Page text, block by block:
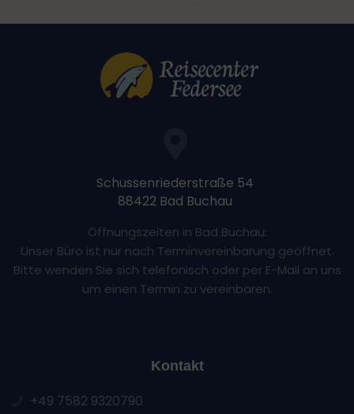
Schussenriederstraße 54
88422 Bad Buchau
Öffnungszeiten in Bad Buchau:
Unser Büro ist nur nach Terminvereinbarung geöffnet.
Bitte wenden Sie sich telefonisch oder per E-Mail an uns
um einen Termin zu vereinbaren.
Kontakt
+49 7582 9320790